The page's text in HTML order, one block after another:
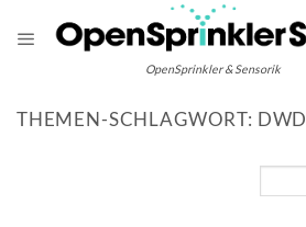
springen
OpenSprinkler & Sensorik
THEMEN-SCHLAGWORT: DWD